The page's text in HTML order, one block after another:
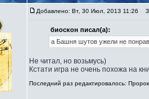
Добавлено: Вт, 30 Июл, 2013 11:26
биоскон писал(а):
а Башня шутов ужели не
Не читал, но возьмусь)
Кстати игра не очень похожа на
Последний раз редактировалось: